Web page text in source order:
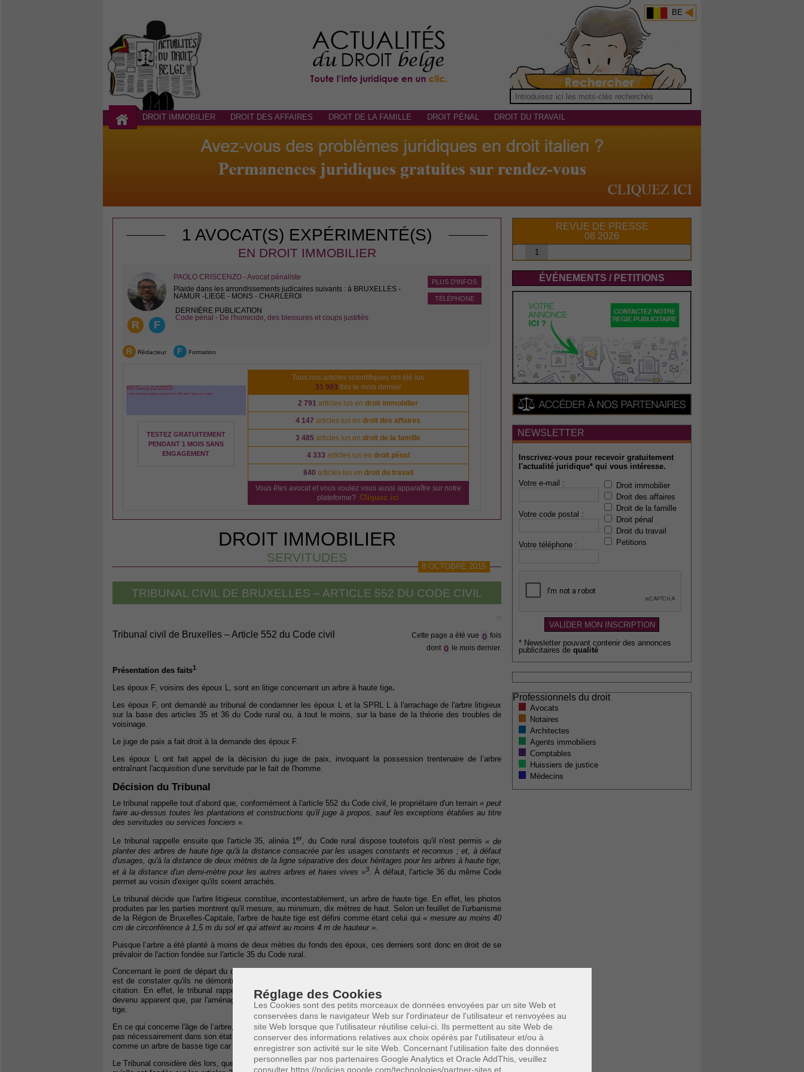
Réglage des Cookies
Les Cookies sont des petits morceaux de données envoyées par un site Web et
conservées dans le navigateur Web sur l'ordinateur de l'utilisateur et renvoyées au
site Web lorsque que l'utilisateur réutilise celui-ci. Ils permettent au site Web de
conserver des informations relatives aux choix opérés par l'utilisateur et/ou à
enregistrer son activité sur le site Web. Concernant l'utilisation faite des données
personnelles par nos partenaires Google Analytics et Oracle AddThis, veuillez
consulter https://policies.google.com/technologies/partner-sites et
BE
DROIT IMMOBILIER DROIT DES AFFAIRES DROIT DE LA FAMILLE DROIT PÉNAL DROIT DU TRAVAIL
1 AVOCAT(S) EXPÉRIMENTÉ(S)
EN DROIT IMMOBILIER
R F
PLUS D'INFOS
TÉLÉPHONE
PAOLO CRISCENZO - Avocat pénaliste
Plaide dans les arrondissements judicaires suivants : à BRUXELLES -
NAMUR -LIEGE - MONS - CHARLEROI
DERNIÈRE PUBLICATION
Code pénal - De l'homicide, des blessures et coups justifiés
R Rédacteur F Formation
TESTEZ GRATUITEMENT
PENDANT 1 MOIS SANS
ENGAGEMENT
Tous nos articles scientifiques ont été lus
31 993 fois le mois dernier
2 791 articles lus endroit immobilier
4 147 articles lus endroit des affaires
3 485 articles lus endroit de la famille
4 333 articles lus en droit pénal
840 articles lus en droit du travail
Vous êtes avocat et vous voulez vous aussi apparaître sur notre
plateforme? Cliquez ici
DROIT IMMOBILIER
SERVITUDES
8 OCTOBRE 2015
TRIBUNAL CIVIL DE BRUXELLES – ARTICLE 552 DU CODE CIVIL
Tribunal civil de Bruxelles – Article 552 du Code civil Cette page a été vue 0 fois
dont 0 le mois dernier.
Présentation des faits1
Les époux F, voisins des époux L, sont en litige concernant un arbre à haute tige.
Les époux F, ont demandé au tribunal de condamner les époux L et la SPRL L à l'arrachage de l'arbre litigieux
sur la base des articles 35 et 36 du Code rural ou, à tout le moins, sur la base de la théorie des troubles de
voisinage.
Le juge de paix a fait droit à la demande des époux F.
Les époux L ont fait appel de la décision du juge de paix, invoquant la possession trentenaire de l’arbre
entraînant l'acquisition d'une servitude par le fait de l'homme.
Décision du Tribunal
Le tribunal rappelle tout d’abord que, conformément à l'article 552 du Code civil, le propriétaire d'un terrain « peut
faire au-dessus toutes les plantations et constructions qu'il juge à propos, sauf les exceptions établies au titre
des servitudes ou services fonciers ».
Le tribunal rappelle ensuite que l'article 35, alinéa 1er, du Code rural dispose toutefois qu'il n'est permis« de
planter des arbres de haute tige qu'à la distance consacrée par les usages constants et reconnus ; et, à défaut
d'usages, qu'à la distance de deux mètres de la ligne séparative des deux héritages pour les arbres à haute tige,
et à la distance d'un demi-mètre pour les autres arbres et haies vives »3. À défaut, l'article 36 du même Code
permet au voisin d'exiger qu'ils soient arrachés.
Le tribunal décide que l'arbre litigieux constitue, incontestablement, un arbre de haute tige. En effet, les photos
produites par les parties montrent qu'il mesure, au minimum, dix mètres de haut. Selon un feuillet de l'urbanisme
de la Région de Bruxelles-Capitale, l'arbre de haute tige est défini comme étant celui qui« mesure au moins 40
cm de circonférence à 1,5 m du sol et qui atteint au moins 4 m de hauteur ».
Puisque l’arbre a été planté à moins de deux mètres du fonds des époux, ces derniers sont donc en droit de se
prévaloir de l'action fondée sur l'article 35 du Code rural.
Concernant le point de départ du délai de prescription trentenaire, il incombe aux époux L de l'établir. Or, force
est de constater qu'ils ne démontrent pas que ce délai aurait commencé à courir plus de trente ans avant la
citation. En effet, le tribunal rappelle que le délai n'a pu commencer à courir qu'à partir du moment où il est
devenu apparent que, par l'aménagement qui lui était donné, l'arbre litigieux devait être qualifié d'arbre de haute
tige.
En ce qui concerne l'âge de l’arbre, l'expert considérait qu'il avait « sans doute aussi » plus de trente ans « mais
pas nécessairement dans son état actuel de multitronc ». Il précise encore que l'arbre litigieux « a dû être planté
comme un arbre de basse tige car c'était la forme sous laquelle on le commercialisait le plus souvent ».
Le Tribunal considère dès lors, que les époux L et la SPRL L, n’établissent pas la prescription de l'action en tant
REVUE DE PRESSE
08 2026
1
ÉVÉNEMENTS / PETITIONS
NEWSLETTER
Inscrivez-vous pour recevoir gratuitement
l'actualité juridique* qui vous intéresse.
Votre e-mail :
Votre code postal :
Votre téléphone :
Droit immobilier
Droit des affaires
Droit de la famille
Droit pénal
Droit du travail
Petitions
* Newsletter pouvant contenir des annonces
publicitaires de qualité
Professionnels du droit
Avocats
Notaires
Architectes
Agents immobiliers
Comptables
Huissiers de justice
Médecins